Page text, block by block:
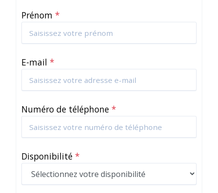
Prénom *
E-mail *
Numéro de téléphone *
Disponibilité *